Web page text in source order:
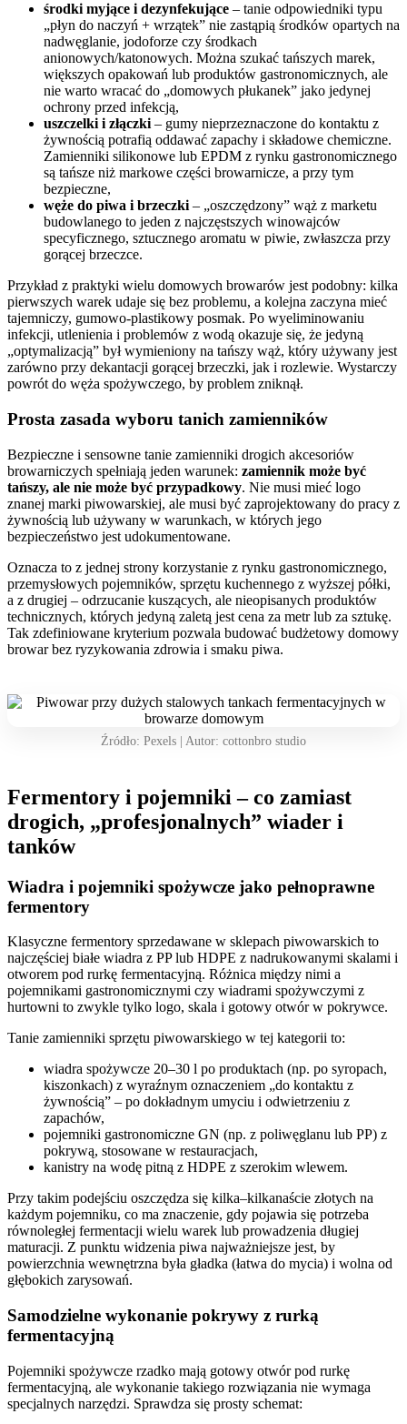
środki myjące i dezynfekujące – tanie odpowiedniki typu
„płyn do naczyń + wrzątek” nie zastąpią środków opartych na
nadwęglanie, jodoforze czy środkach
anionowych/katonowych. Można szukać tańszych marek,
większych opakowań lub produktów gastronomicznych, ale
nie warto wracać do „domowych płukanek” jako jedynej
ochrony przed infekcją,
uszczelki i złączki – gumy nieprzeznaczone do kontaktu z
żywnością potrafią oddawać zapachy i składowe chemiczne.
Zamienniki silikonowe lub EPDM z rynku gastronomicznego
są tańsze niż markowe części browarnicze, a przy tym
bezpieczne,
węże do piwa i brzeczki – „oszczędzony” wąż z marketu
budowlanego to jeden z najczęstszych winowajców
specyficznego, sztucznego aromatu w piwie, zwłaszcza przy
gorącej brzeczce.
Przykład z praktyki wielu domowych browarów jest podobny: kilka
pierwszych warek udaje się bez problemu, a kolejna zaczyna mieć
tajemniczy, gumowo-plastikowy posmak. Po wyeliminowaniu
infekcji, utlenienia i problemów z wodą okazuje się, że jedyną
„optymalizacją” był wymieniony na tańszy wąż, który używany jest
zarówno przy dekantacji gorącej brzeczki, jak i rozlewie. Wystarczy
powrót do węża spożywczego, by problem zniknął.
Prosta zasada wyboru tanich zamienników
Bezpieczne i sensowne tanie zamienniki drogich akcesoriów
browarniczych spełniają jeden warunek: zamiennik może być
tańszy, ale nie może być przypadkowy. Nie musi mieć logo
znanej marki piwowarskiej, ale musi być zaprojektowany do pracy z
żywnością lub używany w warunkach, w których jego
bezpieczeństwo jest udokumentowane.
Oznacza to z jednej strony korzystanie z rynku gastronomicznego,
przemysłowych pojemników, sprzętu kuchennego z wyższej półki,
a z drugiej – odrzucanie kuszących, ale nieopisanych produktów
technicznych, których jedyną zaletą jest cena za metr lub za sztukę.
Tak zdefiniowane kryterium pozwala budować budżetowy domowy
browar bez ryzykowania zdrowia i smaku piwa.
Źródło: Pexels | Autor: cottonbro studio
Fermentory i pojemniki – co zamiast
drogich, „profesjonalnych” wiader i
tanków
Wiadra i pojemniki spożywcze jako pełnoprawne
fermentory
Klasyczne fermentory sprzedawane w sklepach piwowarskich to
najczęściej białe wiadra z PP lub HDPE z nadrukowanymi skalami i
otworem pod rurkę fermentacyjną. Różnica między nimi a
pojemnikami gastronomicznymi czy wiadrami spożywczymi z
hurtowni to zwykle tylko logo, skala i gotowy otwór w pokrywce.
Tanie zamienniki sprzętu piwowarskiego w tej kategorii to:
wiadra spożywcze 20–30 l po produktach (np. po syropach,
kiszonkach) z wyraźnym oznaczeniem „do kontaktu z
żywnością” – po dokładnym umyciu i odwietrzeniu z
zapachów,
pojemniki gastronomiczne GN (np. z poliwęglanu lub PP) z
pokrywą, stosowane w restauracjach,
kanistry na wodę pitną z HDPE z szerokim wlewem.
Przy takim podejściu oszczędza się kilka–kilkanaście złotych na
każdym pojemniku, co ma znaczenie, gdy pojawia się potrzeba
równoległej fermentacji wielu warek lub prowadzenia długiej
maturacji. Z punktu widzenia piwa najważniejsze jest, by
powierzchnia wewnętrzna była gładka (łatwa do mycia) i wolna od
głębokich zarysowań.
Samodzielne wykonanie pokrywy z rurką
fermentacyjną
Pojemniki spożywcze rzadko mają gotowy otwór pod rurkę
fermentacyjną, ale wykonanie takiego rozwiązania nie wymaga
specjalnych narzędzi. Sprawdza się prosty schemat: